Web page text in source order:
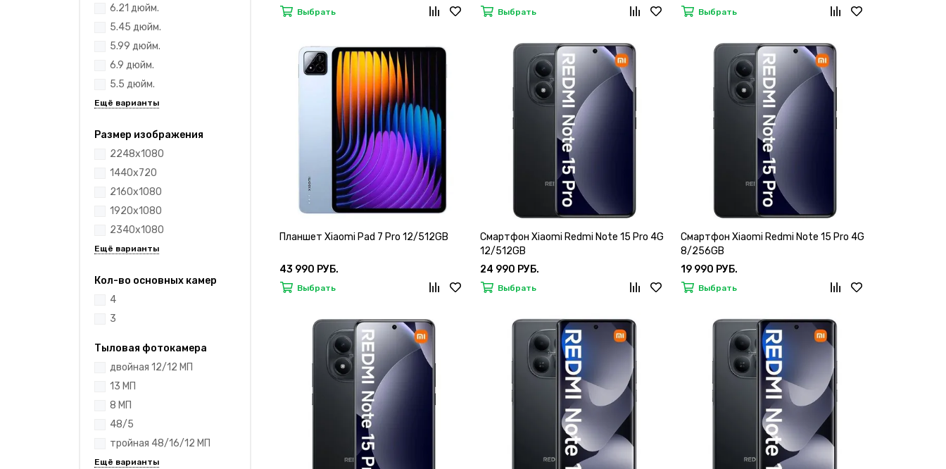
6.21 дюйм.
5.45 дюйм.
5.99 дюйм.
6.9 дюйм.
5.5 дюйм.
Размер изображения
2248x1080
1440x720
2160x1080
1920x1080
2340x1080
Кол-во основных камер
4
3
Тыловая фотокамера
двойная 12/12 МП
13 МП
8 МП
48/5
тройная 48/16/12 МП
Выбрать Выбрать Выбрать
Планшет Xiaomi Pad 7 Pro 12/512GB
43 990 РУБ.
Выбрать
Смартфон Xiaomi Redmi Note 15 Pro 4G
12/512GB
24 990 РУБ.
Выбрать
Смартфон Xiaomi Redmi Note 15 Pro 4G
8/256GB
19 990 РУБ.
Выбрать